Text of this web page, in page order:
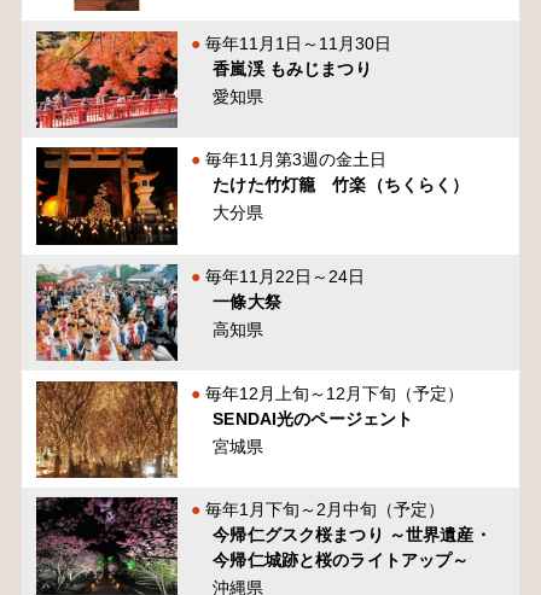
毎年11月1日～11月30日
香嵐渓 もみじまつり
愛知県
毎年11月第3週の金土日
たけた竹灯籠 竹楽（ちくらく）
大分県
毎年11月22日～24日
一條大祭
高知県
毎年12月上旬～12月下旬（予定）
SENDAI光のページェント
宮城県
毎年1月下旬～2月中旬（予定）
今帰仁グスク桜まつり ～世界遺産・
今帰仁城跡と桜のライトアップ～
沖縄県